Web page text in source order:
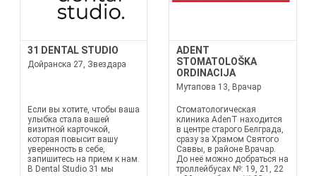
31 DENTAL STUDIO
Дойранска 27, Звездара
Если вы хотите, чтобы ваша
улыбка стала вашей
визитной карточкой,
которая повысит вашу
уверенность в себе,
запишитесь на прием к нам.
В Dental Studio 31 мы
ADENT
STOMATOLOŠKA
ORDINACIJA
Мутапова 13, Врачар
Стоматологическая
клиника AdenT находится
в центре старого Белграда,
сразу за Храмом Святого
Саввы, в районе Врачар.
До неё можно добраться на
троллейбусах №: 19, 21, 22